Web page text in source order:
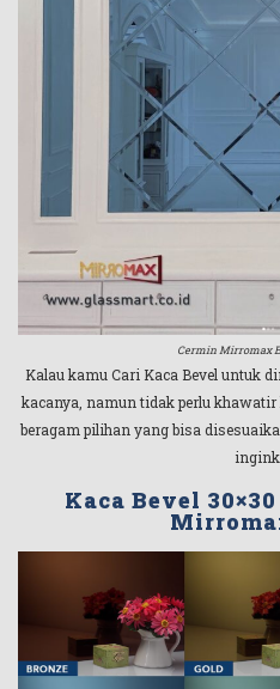
Cermin Mirromax
Kalau kamu Cari Kaca Bevel untuk
kacanya, namun tidak perlu
beragam pilihan yang bisa
Kaca Bevel